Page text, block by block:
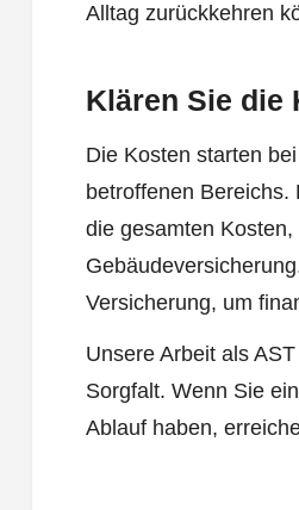
Alltag zurückkehren
Klären Sie die
Die Kosten starten
betroffenen Bereichs.
die gesamten
Versicherung, um
Unsere Arbeit als
Sorgfalt. Wenn Sie
Ablauf haben,